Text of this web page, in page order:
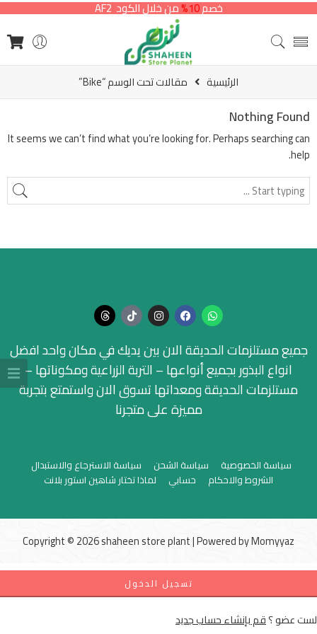
خصم10% من خلال الكود AF2
الرئيسية مقالات تحت الوسم “Bike”
Nothing Found
It seems we can’t find what you’re looking for. Perhaps searching can
help.
جميع مستلزمات الحديقة الان بين يديك في مكان واحد افضل
انواع البذور بجميع أنواعها – التربة الزراعية ومكوناتها –
مستلزمات الحديقة ومعداتها تسوق الان واستمتع بتجربة
مميزة على متجرنا
سياسة الخصوصية سياسة الشحن
سياسة الاسترجاع والاستبدال
الشروط والاحكام
حسابي لماذا تختار شاهين استور بلانت
Copyright © 2026 shaheen store plant | Powered byMomyyaz
تسجيل الدخول
لست عضو ؟قم بإنشاء حساب جديد